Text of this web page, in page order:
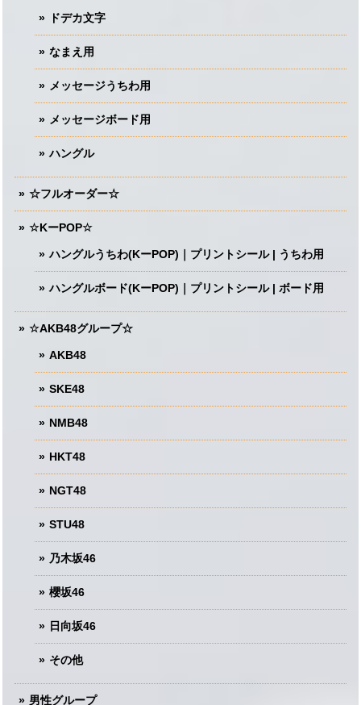
ドデカ文字
なまえ用
メッセージうちわ用
メッセージボード用
ハングル
☆フルオーダー☆
☆KーPOP☆
ハングルうちわ(KーPOP)｜プリントシール | うちわ用
ハングルボード(KーPOP)｜プリントシール | ボード用
☆AKB48グループ☆
AKB48
SKE48
NMB48
HKT48
NGT48
STU48
乃木坂46
櫻坂46
日向坂46
その他
男性グループ